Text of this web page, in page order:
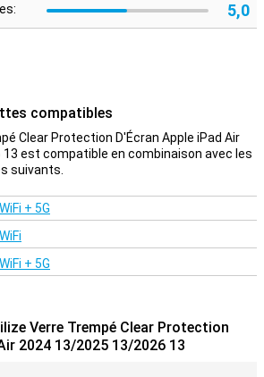
5,0
compatibles
Clear Protection D'Écran Apple iPad Air
est compatible en combinaison avec les
suivants.
+ 5G
+ 5G
Verre Trempé Clear Protection
2024 13/2025 13/2026 13